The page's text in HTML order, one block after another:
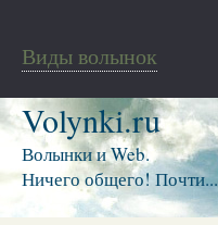
Виды волынок
Volynki.ru
Волынки и Web.
Ничего общего! Почти...